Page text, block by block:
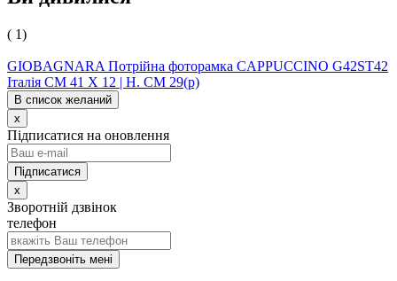
( 1)
GIOBAGNARA Потрійна фоторамка CAPPUCCINO G42ST42
Італія CM 41 X 12 | H. CM 29(р)
В список желаний
x
Підписатися на оновлення
x
Зворотній дзвінок
телефон
Передзвоніть мені